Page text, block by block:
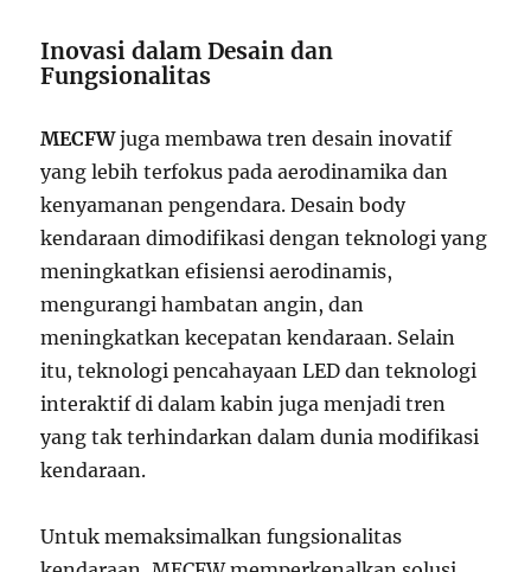
Inovasi dalam Desain dan
Fungsionalitas
MECFWjuga membawa tren desain inovatif
yang lebih terfokus pada aerodinamika dan
kenyamanan pengendara. Desain body
kendaraan dimodifikasi dengan teknologi yang
meningkatkan efisiensi aerodinamis,
mengurangi hambatan angin, dan
meningkatkan kecepatan kendaraan. Selain
itu, teknologi pencahayaan LED dan teknologi
interaktif di dalam kabin juga menjadi tren
yang tak terhindarkan dalam dunia modifikasi
kendaraan.
Untuk memaksimalkan fungsionalitas